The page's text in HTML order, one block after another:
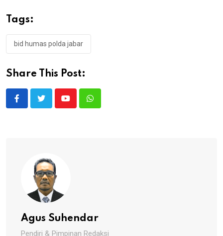
Tags:
bid humas polda jabar
Share This Post:
YoutubeWhatsapp
Agus Suhendar
Pendiri & Pimpinan Redaksi